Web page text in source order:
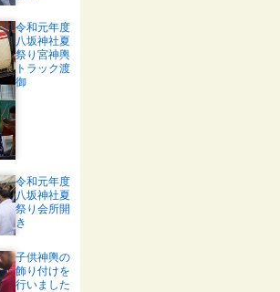
令和元年度
八坂神社夏
祭り宮神輿
トラック渡
御
令和元年度
八坂神社夏
祭り会所開
き
子供神輿の
飾り付けを
行いました